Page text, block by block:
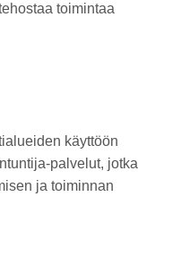
toimintaa
käyttöön
palvelut, jotka
ja toiminnan